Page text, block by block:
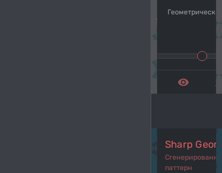
navigate_before
remove_red_eye
Sharp
паттерн